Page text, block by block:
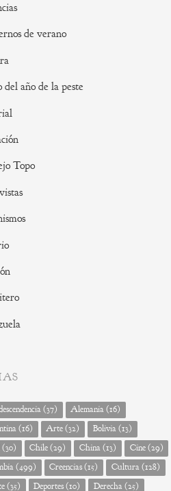
de verano
del año de la peste
Topo
(37) Alemania(16)
(16) Arte(32) Bolivia(13)
(30) Chile(29) China(13) Cine(29)
(499) Creencias(15) Cultura(128)
(35) Deportes(10) Derecha(25)